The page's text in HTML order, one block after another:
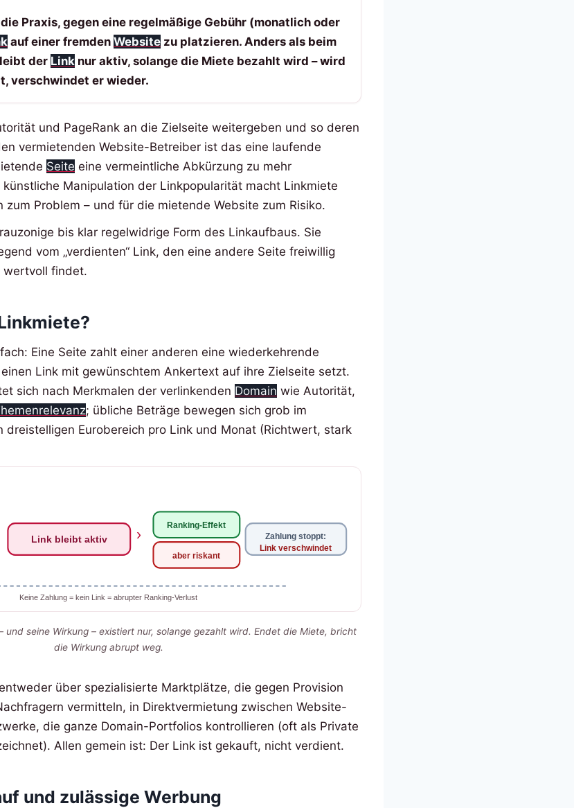
Praxis, gegen eine regelmäßige Gebühr (monatlich oder
auf einer fremden Websitezu platzieren. Anders als beim
der Linknur aktiv, solange die Miete bezahlt wird – wird
verschwindet er wieder.
und PageRank an die Zielseite weitergeben und so deren
vermietenden Website-Betreiber ist das eine laufende
Seite eine vermeintliche Abkürzung zu mehr
Manipulation der Linkpopularität macht Linkmiete
zum Problem – und für die mietende Website zum Risiko.
bis klar regelwidrige Form des Linkaufbaus. Sie
vom „verdienten“ Link, den eine andere Seite freiwillig
wertvoll findet.
Eine Seite zahlt einer anderen eine wiederkehrende
Link mit gewünschtem Ankertext auf ihre Zielseite setzt.
sich nach Merkmalen der verlinkenden Domain wie Autorität,
; übliche Beträge bewegen sich grob im
dreistelligen Eurobereich pro Link und Monat (Richtwert, stark
Link bleibt aktiv ›
Ranking-Effekt
aber riskant
Zahlung stoppt:
Link verschwindet
Keine Zahlung = kein Link = abrupter Ranking-Verlust
und seine Wirkung – existiert nur, solange gezahlt wird. Endet die Miete, bricht
die Wirkung abrupt weg.
über spezialisierte Marktplätze, die gegen Provision
vermitteln, in Direktvermietung zwischen Website-
die ganze Domain-Portfolios kontrollieren (oft als Private
Allen gemein ist: Der Link ist gekauft, nicht verdient.
und zulässige Werbung